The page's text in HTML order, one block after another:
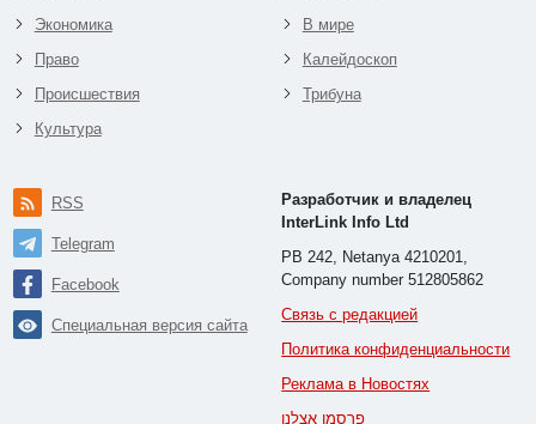
Экономика
Право
Происшествия
Культура
В мире
Калейдоскоп
Трибуна
RSS
Telegram
Facebook
Специальная версия сайта
Разработчик и владелец
InterLink Info Ltd
PB 242, Netanya 4210201,
Company number 512805862
Связь с редакцией
Политика конфиденциальности
Реклама в Новостях
פרסמו אצלנו